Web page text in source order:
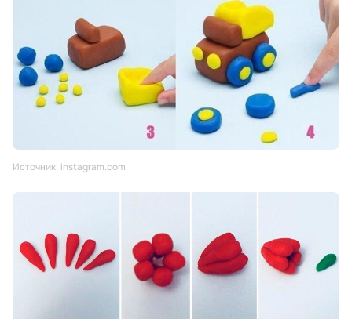
Источник: instagram.com